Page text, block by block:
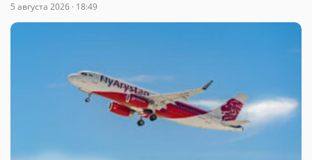
5 августа 2026 · 18:49